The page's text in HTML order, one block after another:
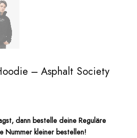
– Asphalt Society
dann bestelle deine Reguläre
Nummer kleiner bestellen!